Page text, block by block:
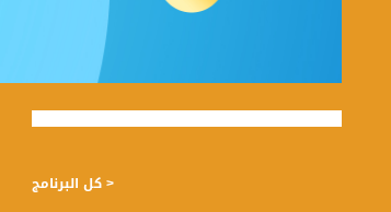
< كل البرنامج